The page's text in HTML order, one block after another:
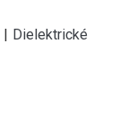
| Dielektrické